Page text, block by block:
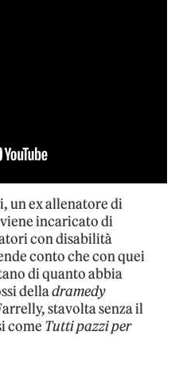
un ex allenatore di
incaricato di
con disabilità
conto che con quei
di quanto abbia
delladramedy
stavolta senza il
come Tutti pazzi per